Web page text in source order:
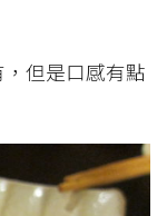
但是口感有點